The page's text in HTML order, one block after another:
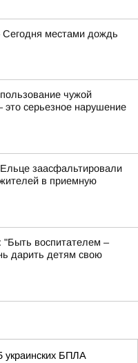
местами дождь
чужой
это серьезное нарушение
заасфальтировали
в приемную
воспитателем –
дарить детям свою
украинских БПЛА